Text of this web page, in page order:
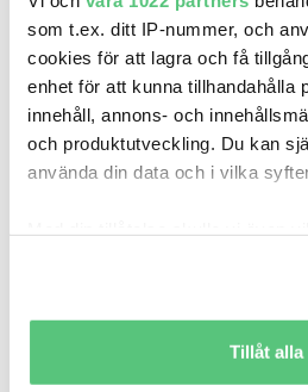
som t.ex. ditt IP-nummer, och
cookies för att lagra och få
enhet för att kunna tillhandahålla
innehåll, annons- och
och produktutveckling. Du kan
använda din data och i vilka
som kan ha en noggrannhet
Identifiera din enhet
för specifika kännetecken
Ta reda på mer om hur dina
Tillåt alla